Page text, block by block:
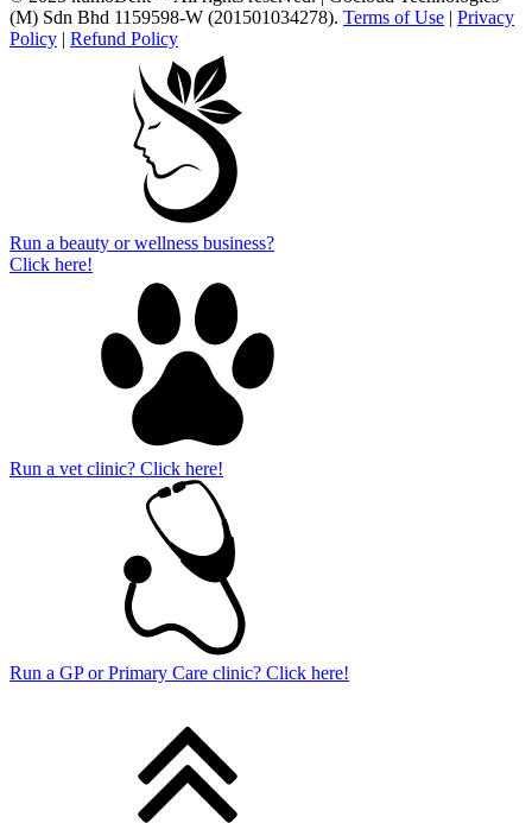
(M) Sdn Bhd 1159598-W (201501034278). Terms of Use
Privacy
Policy
Refund Policy
Run a beauty or wellness business?
Click here!
Run a vet clinic? Click here!
Run a GP or Primary Care clinic? Click here!